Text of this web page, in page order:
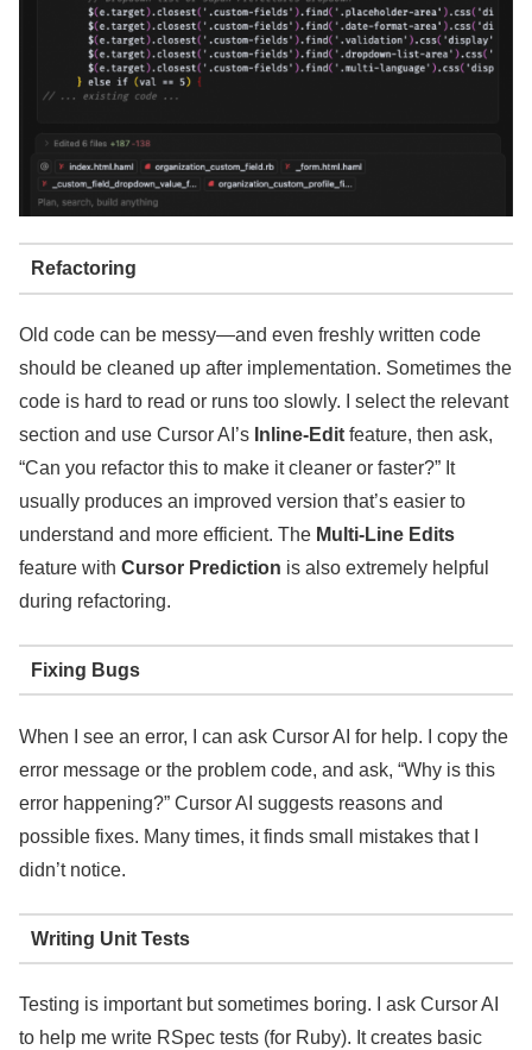
Refactoring
Old code can be messy—and even freshly written code
should be cleaned up after implementation. Sometimes the
code is hard to read or runs too slowly. I select the relevant
section and use Cursor AI’s Inline-Edit feature, then ask,
“Can you refactor this to make it cleaner or faster?” It
usually produces an improved version that’s easier to
understand and more efficient. The Multi-Line Edits
feature with Cursor Prediction is also extremely helpful
during refactoring.
Fixing Bugs
When I see an error, I can ask Cursor AI for help. I copy the
error message or the problem code, and ask, “Why is this
error happening?” Cursor AI suggests reasons and
possible fixes. Many times, it finds small mistakes that I
didn’t notice.
Writing Unit Tests
Testing is important but sometimes boring. I ask Cursor AI
to help me write RSpec tests (for Ruby). It creates basic